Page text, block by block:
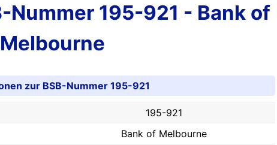
Nummer 195-921 - Bank of
Melbourne
zur BSB-Nummer 195-921
195-921
Bank of Melbourne